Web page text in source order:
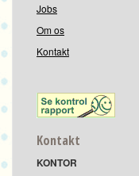
Jobs
Om os
Kontakt
Kontakt
KONTOR